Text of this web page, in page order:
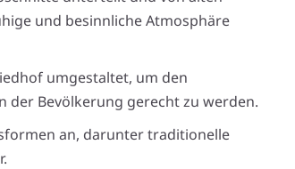
und besinnliche Atmosphäre
umgestaltet, um den
der Bevölkerung gerecht zu werden.
an, darunter traditionelle